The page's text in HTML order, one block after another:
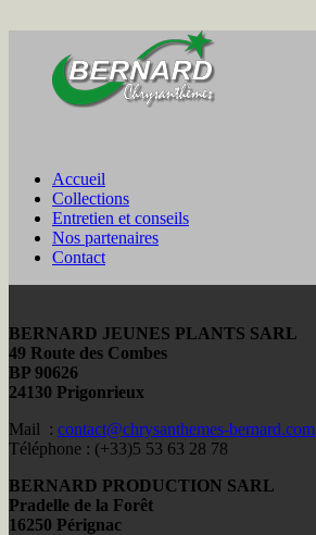
Accueil
Collections
Entretien et conseils
Nos partenaires
Contact
BERNARD JEUNES PLANTS SARL
49 Route des Combes
BP 90626
24130 Prigonrieux
Mail : contact@chrysanthemes-bernard.com
Téléphone : (+33)5 53 63 28 78
BERNARD PRODUCTION SARL
Pradelle de la Forêt
16250 Pérignac